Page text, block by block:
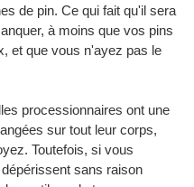
de pin. Ce qui fait qu'il sera
à moins que vos pins
et que vous n'ayez pas le
processionnaires ont une
sur tout leur corps,
Toutefois, si vous
sans raison